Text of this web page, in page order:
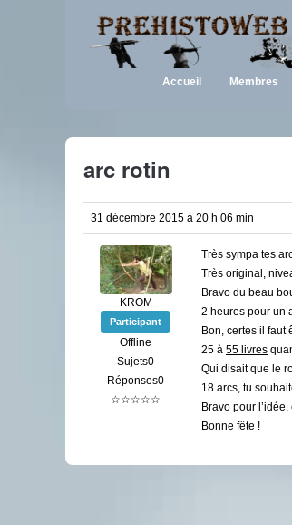
Accueil Membres
arc rotin
31 décembre 2015 à 20 h 06 min
KROM
Participant
Offline
Sujets0
Réponses0
☆☆☆☆☆
Très sympa tes
Très original,
Bravo du beau
2 heures pour un
Bon, certes il
25 à 55 livres
Qui disait que le
18 arcs, tu
Bravo pour
Bonne fête !